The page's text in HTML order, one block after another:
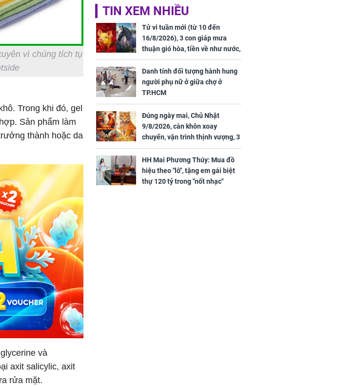
vì chúng tích tụ
Trong khi đó, gel
Sản phẩm làm
thành hoặc da
và
axit salicylic, axit
rửa mặt.
Giá vàng hôm nay,
ngày 8/8/2026: Tăng
vọt lên 144 triệu
đồng/lượng
'Bách Hoa Sát' vừa kết
thúc, Mạnh Tử Nghĩa
đã vướng tranh luận
Trong 4 ngày cuối
tháng 6 âm lịch, 3 con
giáp vượng phát Tài
Lộc, Phú Quý trăm bề,
đổi mệnh Phượng
Hoàng, ôm trọn cơ
ngơi đồ sộ
TIN XEM NHIỀU
Tử vi tuần mới (từ 10 đến
16/8/2026), 3 con giáp mưa
thuận gió hòa, tiền về như nước,
bạc vàng dư dả, Phú Quý Vinh
Hoa, vận trình khai sáng
Danh tính đối tượng hành hung
người phụ nữ ở giữa chợ ở
TP.HCM
Đúng ngày mai, Chủ Nhật
9/8/2026, càn khôn xoay
chuyển, vận trình thịnh vượng, 3
con giáp nhận phúc khí nhà trời,
tình tiền đỏ như son, vận may
hanh thông
HH Mai Phương Thúy: Mua đồ
hiệu theo "lô", tặng em gái biệt
thự 120 tỷ trong "nốt nhạc"